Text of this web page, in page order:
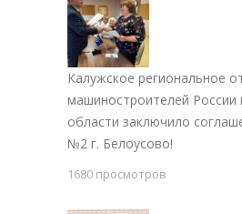
Калужское региональное
машиностроителей России
области заключило
№2 г. Белоусово!
1680 просмотров